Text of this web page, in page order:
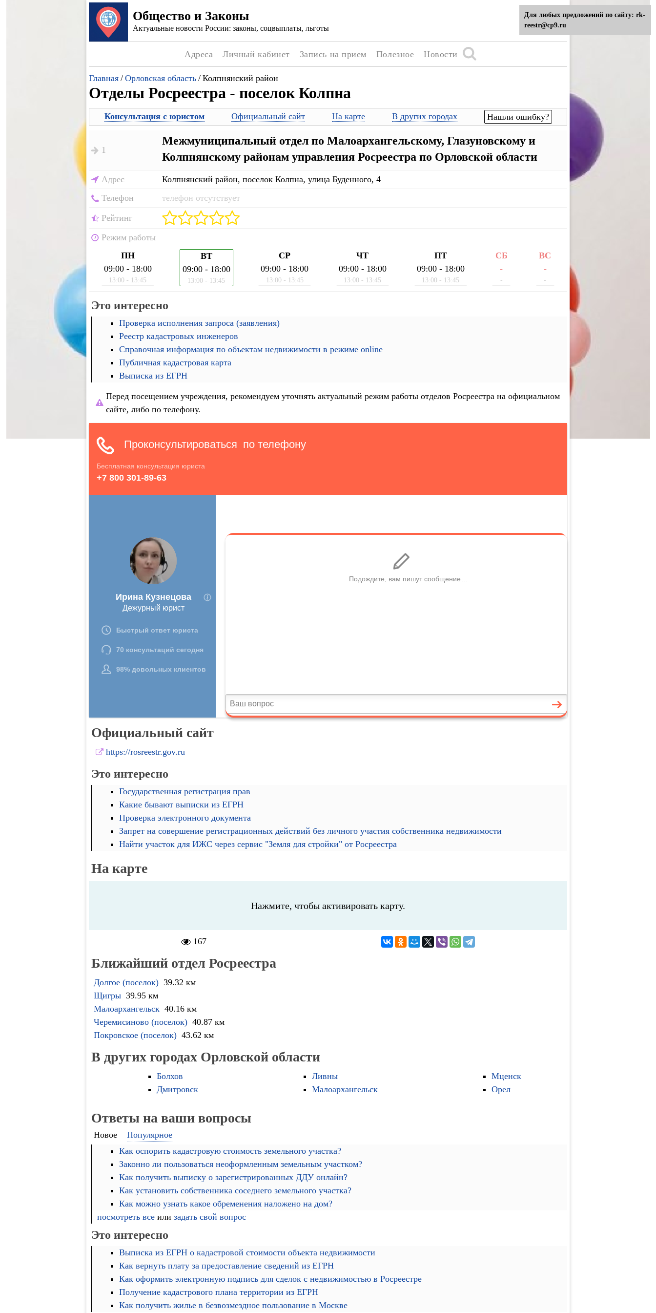
Общество и Законы
Актуальные новости России: законы, соцвыплаты, льготы
Адреса Личный кабинет Запись на прием Полезное Новости
Главная / Орловская область / Колпнянский район
Отделы Росреестра - поселок Колпна
Консультация с юристом Официальный сайт На карте В других городах Нашли ошибку?
1
Межмуниципальный отдел по Малоархангельскому, Глазуновскому и
Колпнянскому районам управления Росреестра по Орловской области
Адрес
Колпнянский район, поселок Колпна, улица Буденного, 4
Телефон
телефон отсутствует
Рейтинг
Режим работы
ПН
09:00 - 18:00
13:00 - 13:45
ВТ
09:00 - 18:00
13:00 - 13:45
СР
09:00 - 18:00
13:00 - 13:45
ЧТ
09:00 - 18:00
13:00 - 13:45
ПТ
09:00 - 18:00
13:00 - 13:45
СБ
-
-
ВС
-
-
Это интересно
Проверка исполнения запроса (заявления)
Реестр кадастровых инженеров
Справочная информация по объектам недвижимости в режиме online
Публичная кадастровая карта
Выписка из ЕГРН
Перед посещением учреждения, рекомендуем уточнять актуальный режим работы отделов Росреестра на официальном
сайте, либо по телефону.
Официальный сайт
https://rosreestr.gov.ru
Это интересно
Государственная регистрация прав
Какие бывают выписки из ЕГРН
Проверка электронного документа
Запрет на совершение регистрационных действий без личного участия собственника недвижимости
Найти участок для ИЖС через сервис "Земля для стройки" от Росреестра
На карте
Нажмите, чтобы активировать карту.
167
Ближайший отдел Росреестра
Долгое (поселок) 39.32 км
Щигры 39.95 км
Малоархангельск 40.16 км
Черемисиново (поселок) 40.87 км
Покровское (поселок) 43.62 км
В других городах Орловской области
Болхов
Дмитровск
Ливны
Малоархангельск
Мценск
Орел
Ответы на ваши вопросы
Новое
Популярное
Как оспорить кадастровую стоимость земельного участка?
Законно ли пользоваться неоформленным земельным участком?
Как получить выписку о зарегистрированных ДДУ онлайн?
Как установить собственника соседнего земельного участка?
Как можно узнать какое обременения наложено на дом?
посмотреть все или задать свой вопрос
Это интересно
Выписка из ЕГРН о кадастровой стоимости объекта недвижимости
Как вернуть плату за предоставление сведений из ЕГРН
Как оформить электронную подпись для сделок с недвижимостью в Росреестре
Получение кадастрового плана территории из ЕГРН
Как получить жилье в безвозмездное пользование в Москве
Для любых предложений по сайту: rk-
reestr@cp9.ru